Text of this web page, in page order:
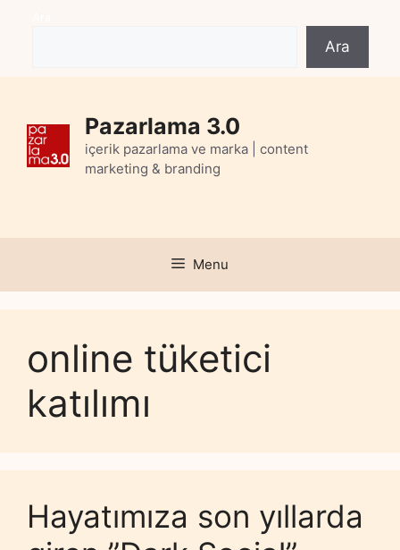
Ara
Pazarlama 3.0
içerik pazarlama ve marka | content
marketing & branding
Menu
online tüketici
katılımı
Hayatımıza son yıllarda